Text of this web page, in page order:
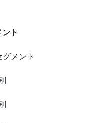
ト
メント